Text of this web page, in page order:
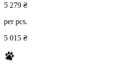
5 279 ₴
per pcs.
5 015 ₴